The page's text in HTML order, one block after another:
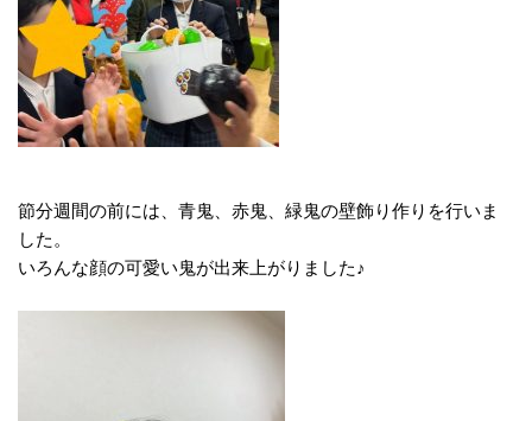
節分週間の前には、青鬼、赤鬼、緑鬼の壁飾り作りを行いま
した。
いろんな顔の可愛い鬼が出来上がりました♪